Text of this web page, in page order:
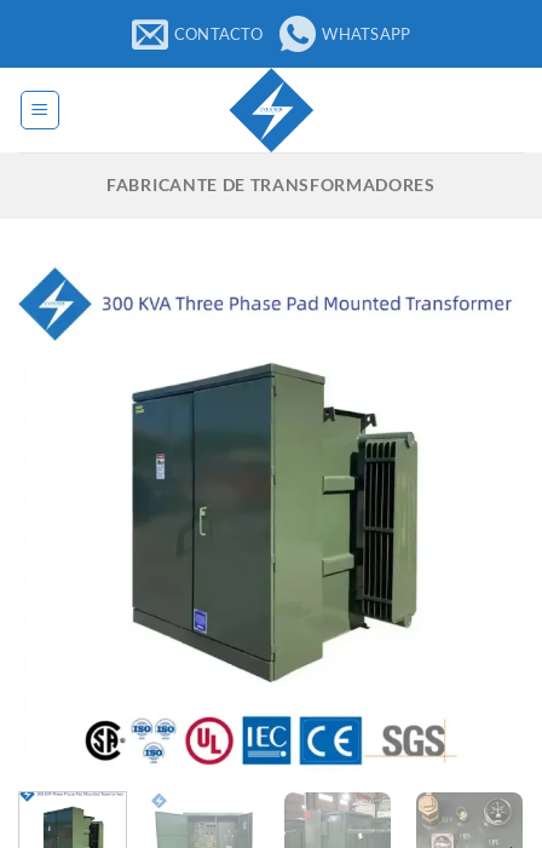
o
conteúdo
CONTACTO WHATSAPP
FABRICANTE DE TRANSFORMADORES